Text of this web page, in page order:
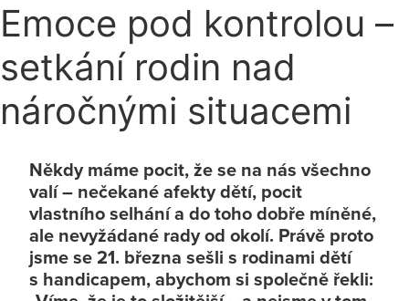
Emoce pod kontrolou –
setkání rodin nad
náročnými situacemi
Někdy máme pocit, že se na nás všechno
valí – nečekané afekty dětí, pocit
vlastního selhání a do toho dobře míněné,
ale nevyžádané rady od okolí. Právě proto
jsme se 21. března sešli s rodinami dětí
s handicapem, abychom si společně řekli: